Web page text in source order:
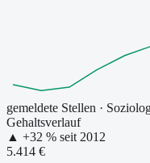
gemeldete Stellen ·
Gehaltsverlauf
▲ +32 % seit 2012
5.414 €